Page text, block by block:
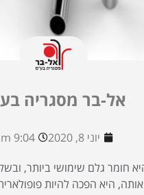
אל-בר מסגריה
יוני 8, 2020
9:04 am
חומר גלם שימושי ביותר,
היא הפכה להיות